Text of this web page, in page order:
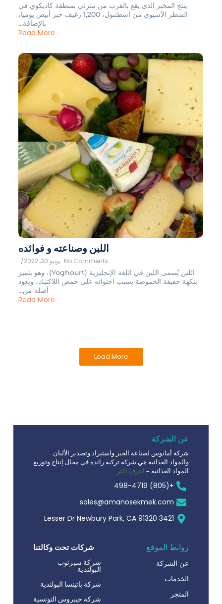
ينتج المخبز الذي يقع بالقرب من منزلي بمنطقة كاديكوي في
الشطر الآسيوي من اسطنبول، 1,200 رغيف خبز أبيض يوميا،
بالإضافة...
Read More
اللبن وصناعته و فوائده
يونيو 30, 2022 / No Comments
اللبن يُسمى اللبن في اللغة الإنجليزية (Yoghourt)، وهو يتميز
بنكهة خفيفة الحموضة بسبب احتوائه على حمض اللاكتيك، ويعود
أصله من...
Read More
Load More
عن الشركة
شركة أمانوس لصناعة الخبز واستيراد وتصدير الألبان
والمواد الغذائية هي شركة تركية رائدة في مجال إنتاج وتوزيع
المواد الغذائية – اعرف اكثر
+(805) 498-4719
sales@amanosekmek.com
3421 Lesser Dr Newbury Park, CA 91320
روابط الموقع
عن الشركة
الخدمات
المتجر
شركات تحت وكالتنا
شركة سيرتوب
البولندية
شركة باتينسا البولندية
شركة جيبروس التونسية